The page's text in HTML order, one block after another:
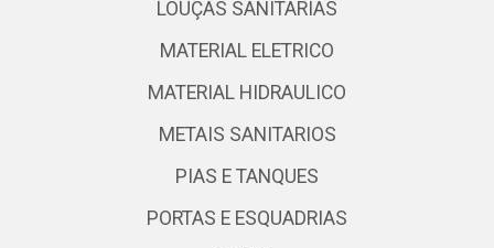
LOUÇAS SANITARIAS
MATERIAL ELETRICO
MATERIAL HIDRAULICO
METAIS SANITARIOS
PIAS E TANQUES
PORTAS E ESQUADRIAS